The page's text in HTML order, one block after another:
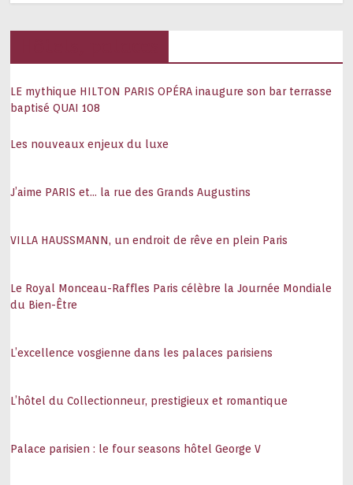
LE mythique HILTON PARIS OPÉRA inaugure son bar terrasse
baptisé QUAI 108
Les nouveaux enjeux du luxe
J’aime PARIS et… la rue des Grands Augustins
VILLA HAUSSMANN, un endroit de rêve en plein Paris
Le Royal Monceau-Raffles Paris célèbre la Journée Mondiale
du Bien-Être
L’excellence vosgienne dans les palaces parisiens
L’hôtel du Collectionneur, prestigieux et romantique
Palace parisien : le four seasons hôtel George V